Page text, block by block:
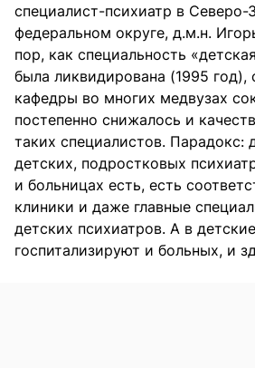
специалист-психиатр в Северо-
федеральном округе, д.м.н.
пор, как специальность
была ликвидирована (1995
кафедры во многих медвузах
постепенно снижалось и
таких специалистов. Парадокс:
детских, подростковых
и больницах есть, есть
клиники и даже главные
детских психиатров. А в
госпитализируют и больных, и